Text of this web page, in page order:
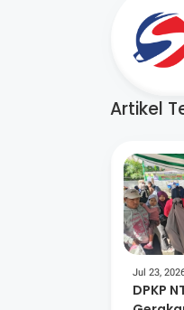
Artikel
Jul 23,
DPKP